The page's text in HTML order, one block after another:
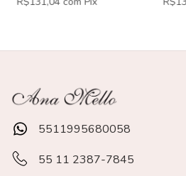
5511995680058
55 11 2387-7845